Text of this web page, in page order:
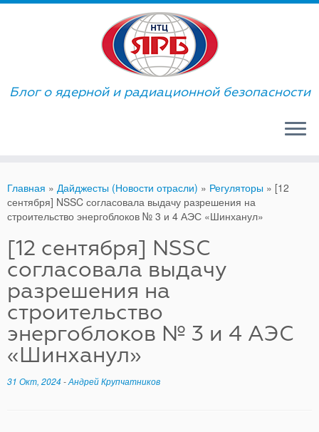
Skip
Блог о ядерной и радиационной безопасности
Главная » Дайджесты (Новости отрасли) » Регуляторы » [12
сентября] NSSC согласовала выдачу разрешения на
строительство энергоблоков № 3 и 4 АЭС «Шинханул»
[12 сентября] NSSC
согласовала выдачу
разрешения на
строительство
энергоблоков № 3 и 4 АЭС
«Шинханул»
31 Окт, 2024-Андрей Крупчатников